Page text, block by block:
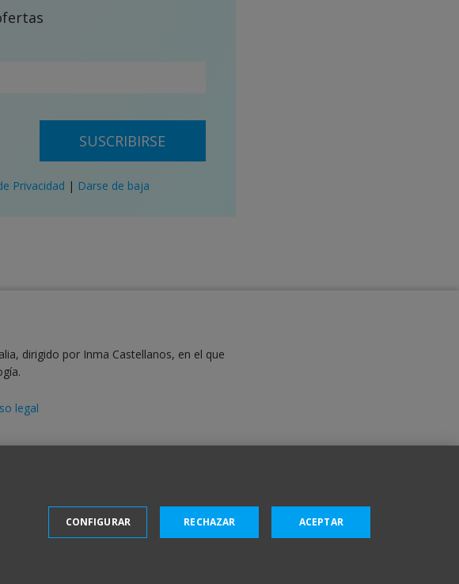
SUSCRIBIRSE
Privacidad | Darse de baja
dirigido por Inma Castellanos, en el que
legal
CONFIGURAR RECHAZAR ACEPTAR